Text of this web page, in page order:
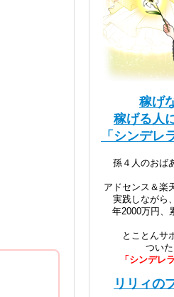
稼げ
稼げる人
「シンデレ
孫４人のおば
アドセンス＆楽
実践しながら
年2000万円、
とことんサ
つい
「シンデレ
リリィの